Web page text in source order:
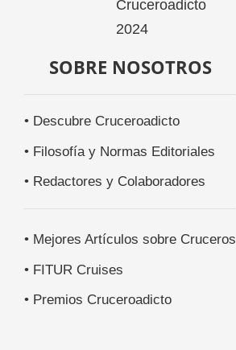
SOBRE NOSOTROS
• Descubre Cruceroadicto
• Filosofía y Normas Editoriales
• Redactores y Colaboradores
• Mejores Artículos sobre Cruceros
• FITUR Cruises
• Premios Cruceroadicto